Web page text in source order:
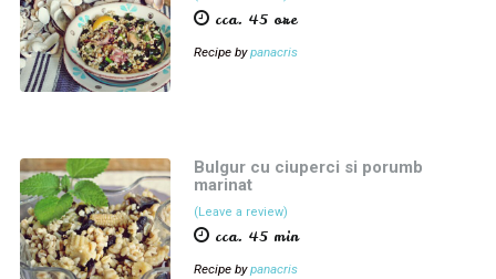
cca. 45 ore
Recipe bypanacris
Bulgur cu ciuperci si porumb
marinat
(Leave a review)
cca. 45 min
Recipe bypanacris